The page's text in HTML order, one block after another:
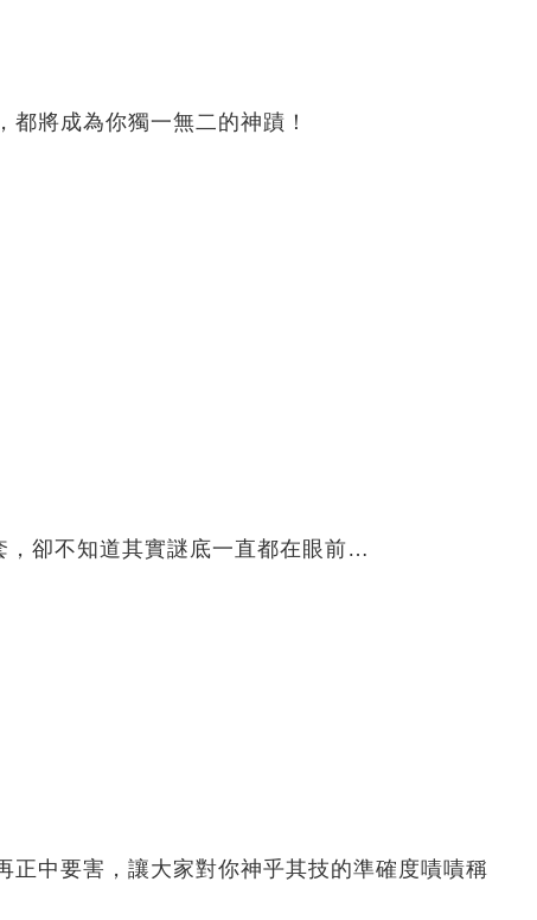
將成為你獨一無二的神蹟！
，卻不知道其實謎底一直都在眼前…
中要害，讓大家對你神乎其技的準確度嘖嘖稱